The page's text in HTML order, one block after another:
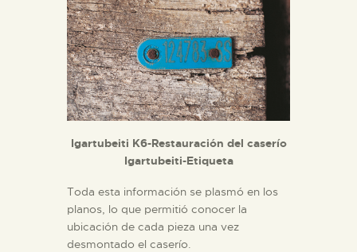
Igartubeiti K6-Restauración del caserío
Igartubeiti-Etiqueta
Toda esta información se plasmó en los
planos, lo que permitió conocer la
ubicación de cada pieza una vez
desmontado el caserío.